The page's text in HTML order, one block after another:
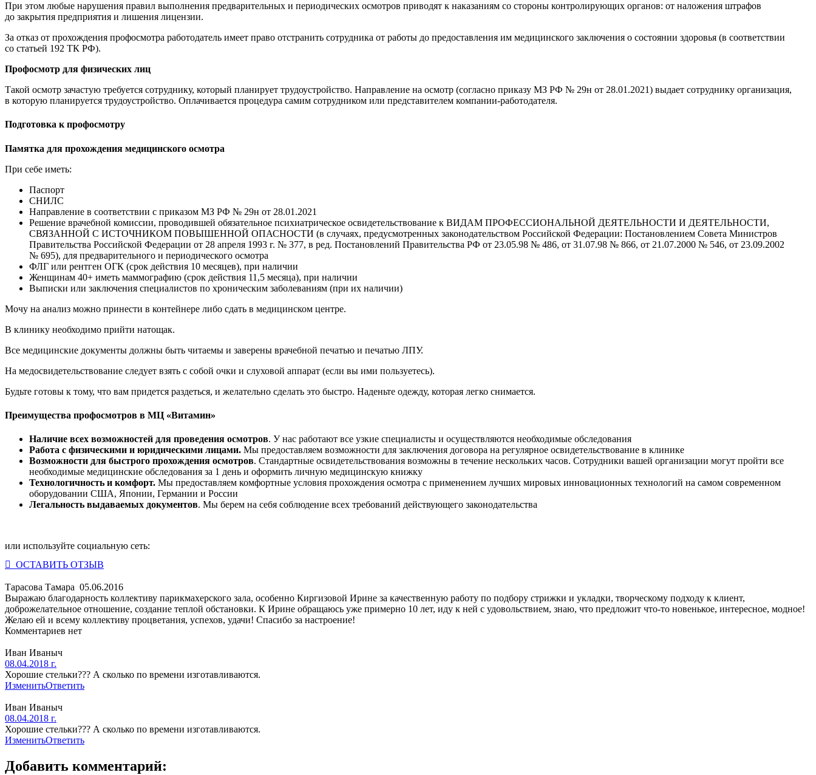
При этом любые нарушения правил выполнения предварительных и периодических осмотров приводят к наказаниям со стороны контролирующих органов: от наложения штрафов
до закрытия предприятия и лишения лицензии.
За отказ от прохождения профосмотра работодатель имеет право отстранить сотрудника от работы до предоставления им медицинского заключения о состоянии здоровья (в соответствии
со статьей 192 ТК РФ).
Профосмотр для физических лиц
Такой осмотр зачастую требуется сотруднику, который планирует трудоустройство. Направление на осмотр (согласно приказу МЗ РФ № 29н от 28.01.2021) выдает сотруднику организация,
в которую планируется трудоустройство. Оплачивается процедура самим сотрудником или представителем компании-работодателя.
Подготовка к профосмотру
Памятка для прохождения медицинского осмотра
При себе иметь:
Паспорт
СНИЛС
Направление в соответствии с приказом МЗ РФ № 29н от 28.01.2021
Решение врачебной комиссии, проводившей обязательное психиатрическое освидетельствование к ВИДАМ ПРОФЕССИОНАЛЬНОЙ ДЕЯТЕЛЬНОСТИ И ДЕЯТЕЛЬНОСТИ,
СВЯЗАННОЙ С ИСТОЧНИКОМ ПОВЫШЕННОЙ ОПАСНОСТИ (в случаях, предусмотренных законодательством Российской Федерации: Постановлением Совета Министров
Правительства Российской Федерации от 28 апреля 1993 г. № 377, в ред. Постановлений Правительства РФ от 23.05.98 № 486, от 31.07.98 № 866, от 21.07.2000 № 546, от 23.09.2002
№ 695), для предварительного и периодического осмотра
ФЛГ или рентген ОГК (срок действия 10 месяцев), при наличии
Женщинам 40+ иметь маммографию (срок действия 11,5 месяца), при наличии
Выписки или заключения специалистов по хроническим заболеваниям (при их наличии)
Мочу на анализ можно принести в контейнере либо сдать в медицинском центре.
В клинику необходимо прийти натощак.
Все медицинские документы должны быть читаемы и заверены врачебной печатью и печатью ЛПУ.
На медосвидетельствование следует взять с собой очки и слуховой аппарат (если вы ими пользуетесь).
Будьте готовы к тому, что вам придется раздеться, и желательно сделать это быстро. Наденьте одежду, которая легко снимается.
Преимущества профосмотров в МЦ «Витамин»
Наличие всех возможностей для проведения осмотров. У нас работают все узкие специалисты и осуществляются необходимые обследования
Работа с физическими и юридическими лицами. Мы предоставляем возможности для заключения договора на регулярное освидетельствование в клинике
Возможности для быстрого прохождения осмотров. Стандартные освидетельствования возможны в течение нескольких часов. Сотрудники вашей организации могут пройти все
необходимые медицинские обследования за 1 день и оформить личную медицинскую книжку
Технологичность и комфорт. Мы предоставляем комфортные условия прохождения осмотра с применением лучших мировых инновационных технологий на самом современном
оборудовании США, Японии, Германии и России
Легальность выдаваемых документов. Мы берем на себя соблюдение всех требований действующего законодательства
или используйте социальную сеть:
 ОСТАВИТЬ ОТЗЫВ
Тарасова Тамара 05.06.2016
Выражаю благодарность коллективу парикмахерского зала, особенно Киргизовой Ирине за качественную работу по подбору стрижки и укладки, творческому подходу к клиент,
доброжелательное отношение, создание теплой обстановки. К Ирине обращаюсь уже примерно 10 лет, иду к ней с удовольствием, знаю, что предложит что-то новенькое, интересное, модное!
Желаю ей и всему коллективу процветания, успехов, удачи! Спасибо за настроение!
Комментариев нет
Иван Иваныч
08.04.2018 г.
Хорошие стельки??? А сколько по времени изготавливаются.
ИзменитьОтветить
Иван Иваныч
08.04.2018 г.
Хорошие стельки??? А сколько по времени изготавливаются.
ИзменитьОтветить
Добавить комментарий: